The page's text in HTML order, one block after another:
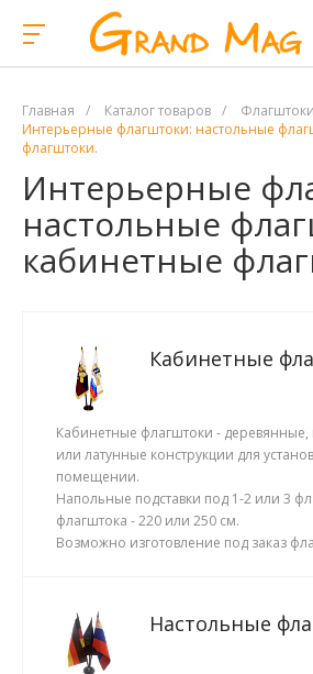
Главная / Каталог товаров / Флагштоки
Интерьерные флагштоки: настольные
флагштоки.
Интерьерные
настольные
кабинетные
Кабинетные
Кабинетные флагштоки -
или латунные конструкции для
помещении.
Напольные подставки под 1-2 или 3
флагштока - 220 или 250 см.
Возможно изготовление под заказ
Настольные